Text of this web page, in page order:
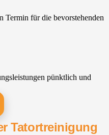
Termin für die bevorstehenden
pünktlich und
Tatortreinigung